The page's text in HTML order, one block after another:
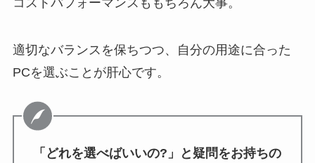
適切なバランスを保ちつつ、自分の用途に合った
PCを選ぶことが肝心です。
「どれを選べばいいの?」と疑問をお持ちの